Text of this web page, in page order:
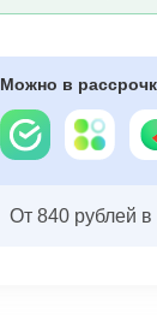
Можно в
От 840 рублей в